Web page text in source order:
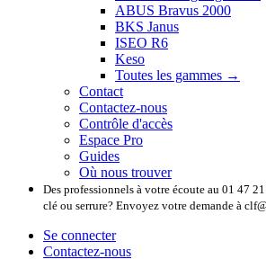
ABUS Bravus 2000
BKS Janus
ISEO R6
Keso
Toutes les gammes →
Contact
Contactez-nous
Contrôle d'accès
Espace Pro
Guides
Où nous trouver
Des professionnels à votre écoute au 01 47
clé ou serrure? Envoyez votre demande à
Se connecter
Contactez-nous